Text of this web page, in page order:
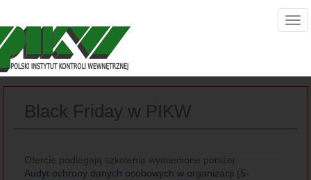
Black Friday w PIKW
Ofercie podlegają szkolenia wymienione poniżej:
Audyt ochrony danych osobowych w organizacji (5-